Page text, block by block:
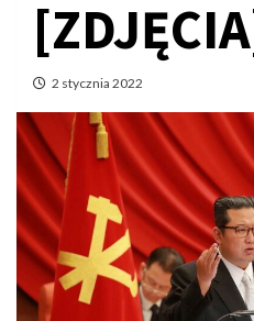
2 stycznia 2022